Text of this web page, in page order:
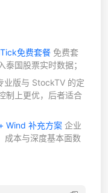
免费套餐 免费套
国股票实时数据；
业版与 StockTV 的定
制上更优，后者适合
Wind 补充方案 企业
成本与深度基本面数